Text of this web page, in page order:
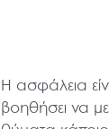
Η ασφάλεια
βοηθήσει να